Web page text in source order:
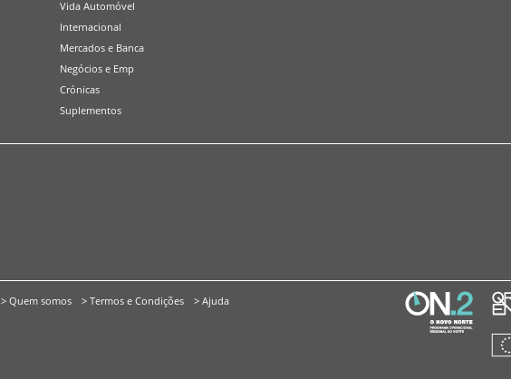
Vida Automóvel
Internacional
Mercados e Banca
Negócios e Emp
Crónicas
Suplementos
> Quem somos > Termos e Condições > Ajuda